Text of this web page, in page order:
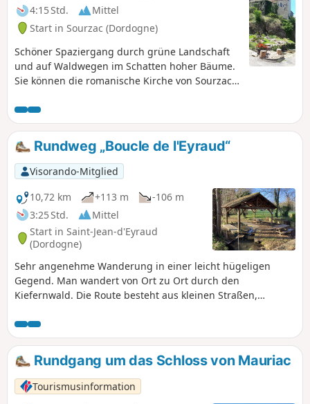
4:15 Std.
Mittel
Start in Sourzac (Dordogne)
Schöner Spaziergang durch grüne Landschaft
und auf Waldwegen im Schatten hoher Bäume.
Sie können die romanische Kirche von Sourzac
der Isle erbaut wurde, sowie den
Versteinerungsbrunnen, der ihr
gegenüberliegt. Ein weiterer Schatz verbirgt
sich in der Nähe: die verzierte Höhle von
Gabillou (nicht zu besichtigen).
Rundweg „Boucle de l'Eyraud“
Visorando-Mitglied
10,72 km
+113 m
-106 m
3:25 Std.
Mittel
Start in Saint-Jean-d'Eyraud
(Dordogne)
Sehr angenehme Wanderung in einer leicht hügeligen
Gegend. Man wandert von Ort zu Ort durch den
Kiefernwald. Die Route besteht aus kleinen Straßen,
kleine Seen und Teiche.
Rundgang um das Schloss von Mauriac
Tourismusinformation